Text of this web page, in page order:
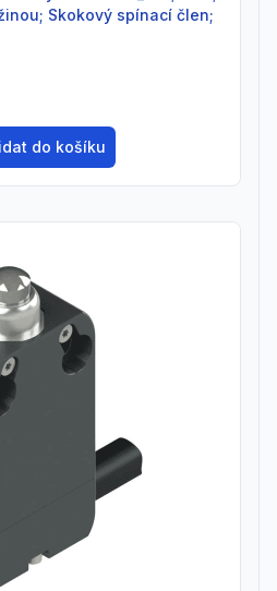
Skokový spínací člen;
do košíku